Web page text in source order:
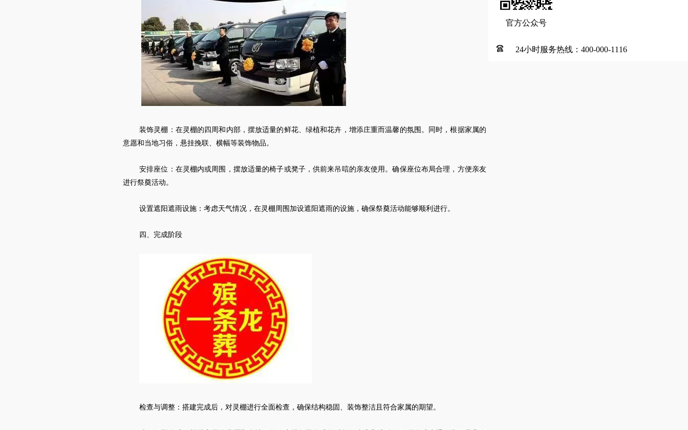
装饰灵棚：在灵棚的四周和内部，摆放适量的鲜花、绿植和花卉，增添庄重而温馨的氛围。同时，根据家属的
意愿和当地习俗，悬挂挽联、横幅等装饰物品。
安排座位：在灵棚内或周围，摆放适量的椅子或凳子，供前来吊唁的亲友使用。确保座位布局合理，方便亲友
进行祭奠活动。
设置遮阳遮雨设施：考虑天气情况，在灵棚周围加设遮阳遮雨的设施，确保祭奠活动能够顺利进行。
四、完成阶段
检查与调整：搭建完成后，对灵棚进行全面检查，确保结构稳固、装饰整洁且符合家属的期望。
官方公众号
24小时服务热线：400-000-1116